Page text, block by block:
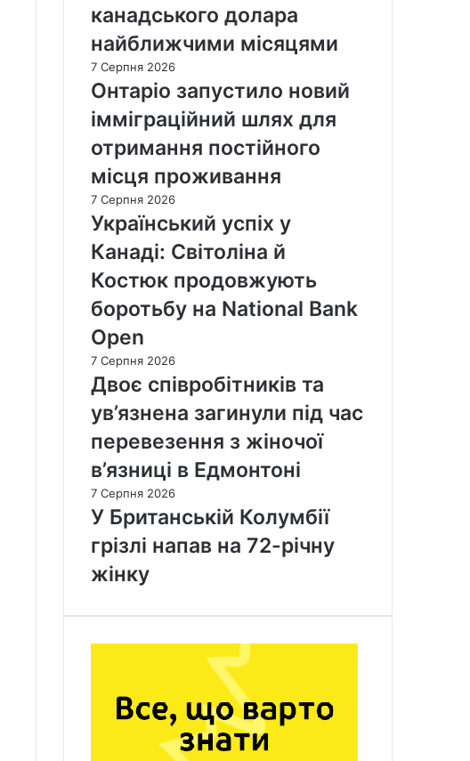
канадського долара
найближчими місяцями
7 Серпня 2026
Онтаріо запустило новий
імміграційний шлях для
отримання постійного
місця проживання
7 Серпня 2026
Український успіх у
Канаді: Світоліна й
Костюк продовжують
боротьбу на National Bank
Open
7 Серпня 2026
Двоє співробітників та
ув’язнена загинули під час
перевезення з жіночої
в’язниці в Едмонтоні
7 Серпня 2026
У Британській Колумбії
грізлі напав на 72-річну
жінку